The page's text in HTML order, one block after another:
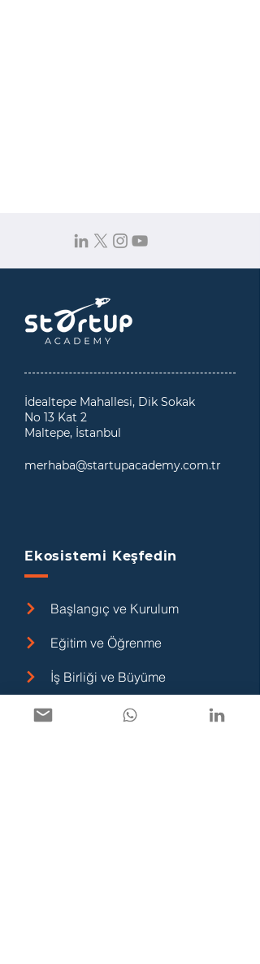
İdealtepe Mahallesi, Dik Sokak
No 13 Kat 2
Maltepe, İstanbul
merhaba@startupacademy.com.tr
Ekosistemi Keşfedin
Başlangıç ve Kurulum
Eğitim ve Öğrenme
İş Birliği ve Büyüme
Danışmanlık ve Destek